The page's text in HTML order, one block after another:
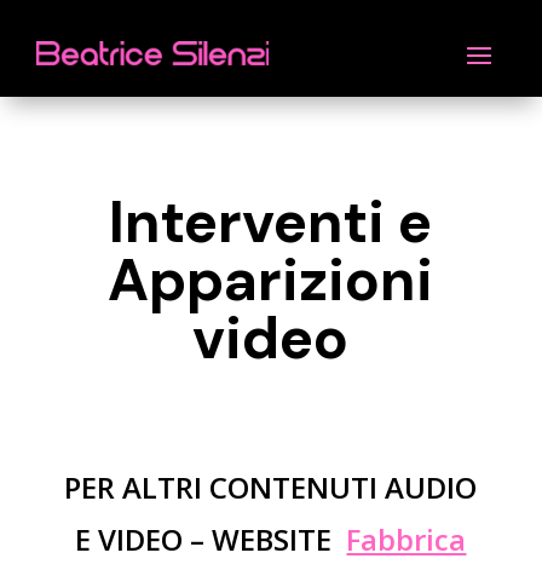
Interventi e
Apparizioni
video
PER ALTRI CONTENUTI AUDIO
E VIDEO – WEBSITE Fabbrica